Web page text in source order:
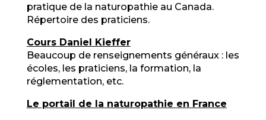
pratique de la naturopathie au Canada.
Répertoire des praticiens.
Cours Daniel Kieffer
Beaucoup de renseignements généraux : les
écoles, les praticiens, la formation, la
réglementation, etc.
Le portail de la naturopathie en France